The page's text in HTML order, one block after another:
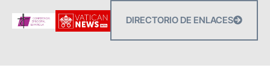
DIRECTORIO DE ENLACES